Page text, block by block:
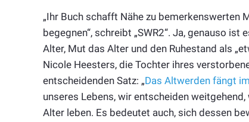
„Ihr Buch schafft Nähe zu bemerkenswerten
begegnen“, schreibt „SWR2“. Ja, genauso
Alter, Mut das Alter und den Ruhestand als
Nicole Heesters, die Tochter ihres
entscheidenden Satz: „Das Altwerden fängt
unseres Lebens, wir entscheiden
Alter leben. Es bedeutet auch, sich dessen